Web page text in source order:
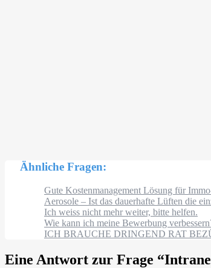
Ähnliche Fragen:
Gute Kostenmanagement Lösung für
Aerosole – Ist das dauerhafte Lüften die
Ich weiss nicht mehr weiter, bitte helfen.
Wie kann ich meine Bewerbung
ICH BRAUCHE DRINGEND RAT
Eine Antwort zur Frage “